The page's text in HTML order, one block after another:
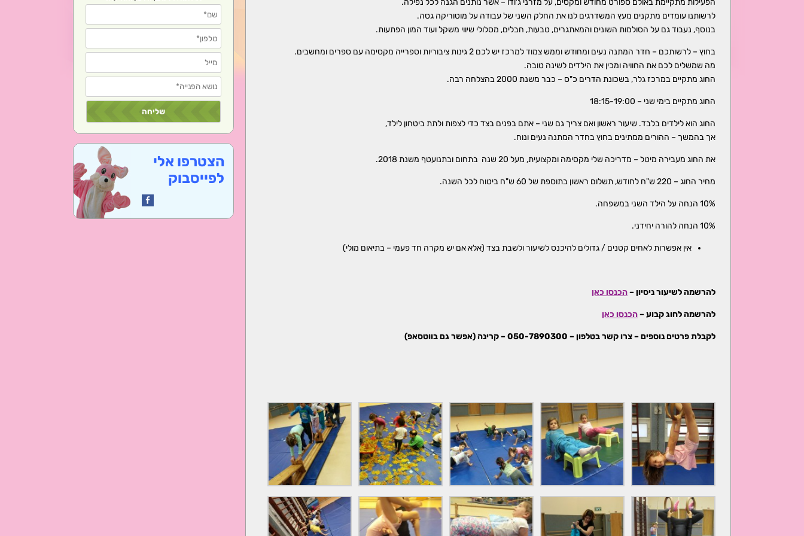
פעוטות במים
הפעילות מתקיימת באולם ספורט מחודש ומקסים, על מזרני ג'ודו – אשר נותנים הגנה לכל נפילה.
לרשותנו עומדים מתקנים מעץ המשדרגים לנו את החלק השני של עבודה על מוטוריקה גסה.
בנוסף, נעבוד גם על הסולמות השונים והמאתגרים, טבעות, חבלים, מסלולי שיווי משקל ועוד המון הפתעות.
בחוץ – לרשותכם – חדר המתנה נעים ומחודש וממש צמוד למרכז יש לכם 2 גינות ציבוריות וספרייה מקסימה עם ספרים ומחשבים.
מה שמשלים לכם את החוויה ומכין את הילדים לשינה טובה.
החוג מתקיים במרכז גלר, בשכונת הדרים כ"ס – כבר משנת 2000 בהצלחה רבה.
החוג מתקיים בימי שני – 18:15-19:00
החוג הוא לילדים בלבד. שיעור ראשון ואם צריך גם שני – אתם בפנים בצד כדי לצפות ולתת ביטחון לילד,
אך בהמשך – ההורים ממתינים בחוץ בחדר המתנה נעים ונוח.
את החוג מעבירה מיטל – מדריכה שלי מקסימה ומקצועית, מעל 20 שנה בתחום ובתנועטף משנת 2018.
מחיר החוג – 220 ש"ח לחודש, תשלום ראשון בתוספת של 60 ש"ח ביטוח לכל השנה.
10% הנחה על הילד השני במשפחה.
10% הנחה להורה יחידני.
אין אפשרות לאחים קטנים / גדולים להיכנס לשיעור ולשבת בצד (אלא אם יש מקרה חד פעמי – בתיאום מולי)
להרשמה לשיעור ניסיון –הכנסו כאן
להרשמה לחוג קבוע –הכנסו כאן
לקבלת פרטים נוספים – צרו קשר בטלפון – 050-7890300 – קרינה (אפשר גם בווטסאפ)
הצטרפו אלי
לפייסבוק